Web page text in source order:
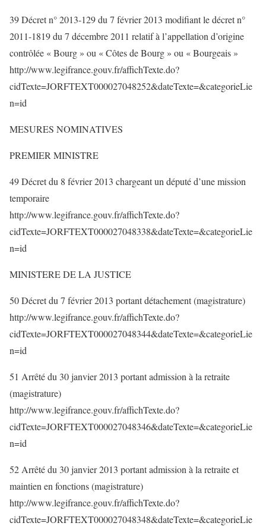
39 Décret n° 2013-129 du 7 février 2013 modifiant le décret n°
2011-1819 du 7 décembre 2011 relatif à l’appellation d’origine
contrôlée « Bourg » ou « Côtes de Bourg » ou « Bourgeais »
http://www.legifrance.gouv.fr/affichTexte.do?
cidTexte=JORFTEXT000027048252&dateTexte=&categorieLie
n=id
MESURES NOMINATIVES
PREMIER MINISTRE
49 Décret du 8 février 2013 chargeant un député d’une mission
temporaire
http://www.legifrance.gouv.fr/affichTexte.do?
cidTexte=JORFTEXT000027048338&dateTexte=&categorieLie
n=id
MINISTERE DE LA JUSTICE
50 Décret du 7 février 2013 portant détachement (magistrature)
http://www.legifrance.gouv.fr/affichTexte.do?
cidTexte=JORFTEXT000027048344&dateTexte=&categorieLie
n=id
51 Arrêté du 30 janvier 2013 portant admission à la retraite
(magistrature)
http://www.legifrance.gouv.fr/affichTexte.do?
cidTexte=JORFTEXT000027048346&dateTexte=&categorieLie
n=id
52 Arrêté du 30 janvier 2013 portant admission à la retraite et
maintien en fonctions (magistrature)
http://www.legifrance.gouv.fr/affichTexte.do?
cidTexte=JORFTEXT000027048348&dateTexte=&categorieLie